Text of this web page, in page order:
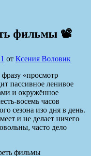
фильмы 📽
от Ксения Воловик
«просмотр
пассивное ленивое
и окружённое
восемь часов
сезона изо дня в день.
и не делает ничего
часто дело